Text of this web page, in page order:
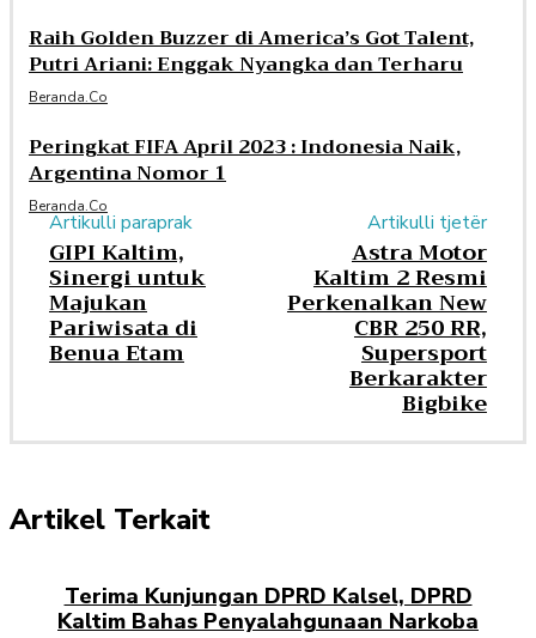
Raih Golden Buzzer di America’s Got Talent,
Putri Ariani: Enggak Nyangka dan Terharu
Beranda.co
Peringkat FIFA April 2023 : Indonesia Naik,
Argentina Nomor 1
Beranda.co
Artikulli paraprak
GIPI Kaltim,
Sinergi untuk
Majukan
Pariwisata di
Benua Etam
Artikulli tjetër
Astra Motor
Kaltim 2 Resmi
Perkenalkan New
CBR 250 RR,
Supersport
Berkarakter
Bigbike
Artikel Terkait
Terima Kunjungan DPRD Kalsel, DPRD
Kaltim Bahas Penyalahgunaan Narkoba